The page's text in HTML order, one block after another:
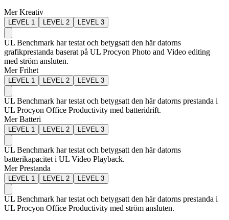
Mer Kreativ
LEVEL 1 LEVEL 2 LEVEL 3
UL Benchmark har testat och betygsatt den här datorns
grafikprestanda baserat på UL Procyon Photo and Video editing
med ström ansluten.
Mer Frihet
LEVEL 1 LEVEL 2 LEVEL 3
UL Benchmark har testat och betygsatt den här datorns prestanda i
UL Procyon Office Productivity med batteridrift.
Mer Batteri
LEVEL 1 LEVEL 2 LEVEL 3
UL Benchmark har testat och betygsatt den här datorns
batterikapacitet i UL Video Playback.
Mer Prestanda
LEVEL 1 LEVEL 2 LEVEL 3
UL Benchmark har testat och betygsatt den här datorns prestanda i
UL Procyon Office Productivity med ström ansluten.